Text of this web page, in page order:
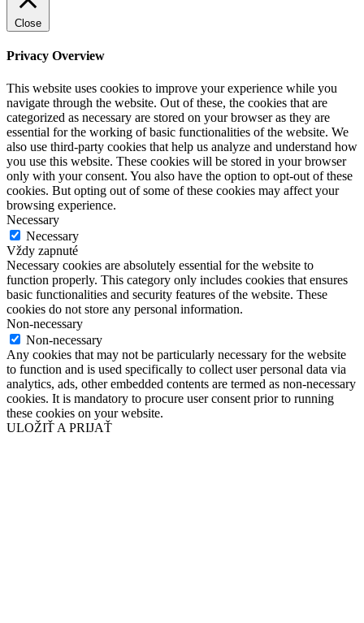
Close
Privacy Overview
This website uses cookies to improve your experience while you
navigate through the website. Out of these, the cookies that are
categorized as necessary are stored on your browser as they are
essential for the working of basic functionalities of the website. We
also use third-party cookies that help us analyze and understand how
you use this website. These cookies will be stored in your browser
only with your consent. You also have the option to opt-out of these
cookies. But opting out of some of these cookies may affect your
browsing experience.
Necessary
Necessary
Vždy zapnuté
Necessary cookies are absolutely essential for the website to
function properly. This category only includes cookies that ensures
basic functionalities and security features of the website. These
cookies do not store any personal information.
Non-necessary
Non-necessary
Any cookies that may not be particularly necessary for the website
to function and is used specifically to collect user personal data via
analytics, ads, other embedded contents are termed as non-necessary
cookies. It is mandatory to procure user consent prior to running
these cookies on your website.
ULOŽIŤ A PRIJAŤ